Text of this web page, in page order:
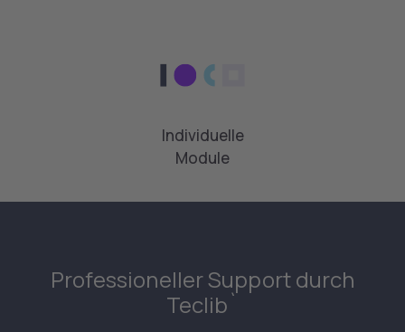
Individuelle
Module
Professioneller Support durch
Teclib`